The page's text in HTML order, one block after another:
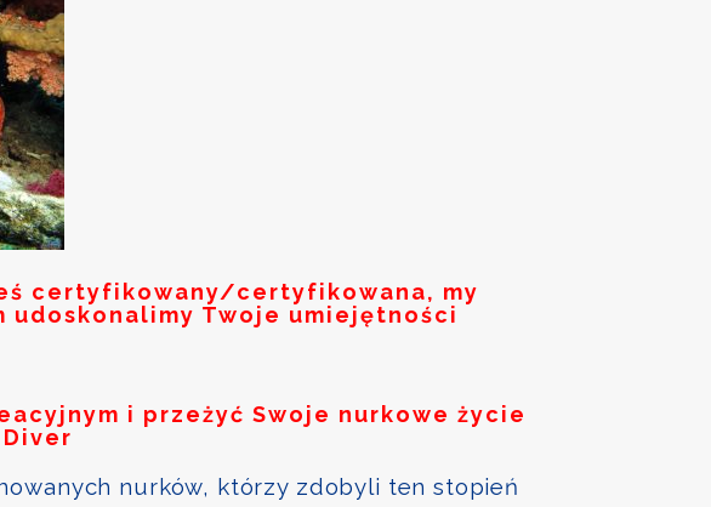
certyfikowany/certyfikowana, my
udoskonalimy Twoje umiejętności
i przeżyć Swoje nurkowe życie
nurków, którzy zdobyli ten stopień